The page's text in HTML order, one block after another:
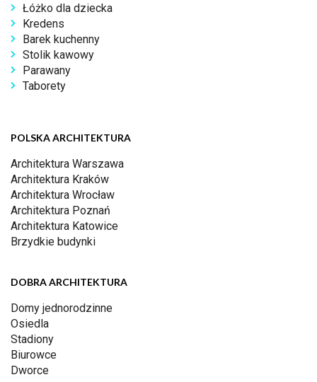
Łóżko dla dziecka
Kredens
Barek kuchenny
Stolik kawowy
Parawany
Taborety
POLSKA ARCHITEKTURA
Architektura Warszawa
Architektura Kraków
Architektura Wrocław
Architektura Poznań
Architektura Katowice
Brzydkie budynki
DOBRA ARCHITEKTURA
Domy jednorodzinne
Osiedla
Stadiony
Biurowce
Dworce